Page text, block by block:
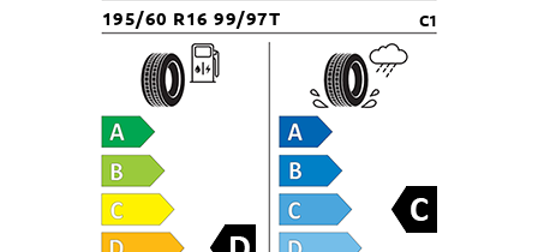
195/60 R16 99/97T C1